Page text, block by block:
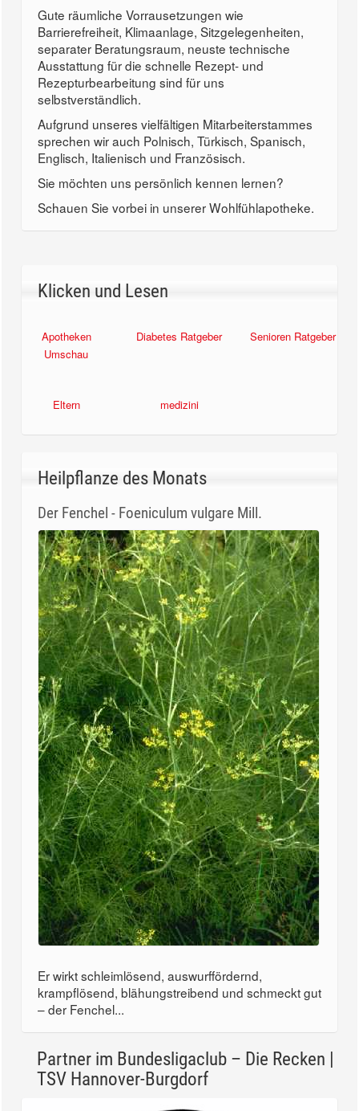
Gute räumliche Vorrausetzungen wie
Barrierefreiheit, Klimaanlage, Sitzgelegenheiten,
separater Beratungsraum, neuste technische
Ausstattung für die schnelle Rezept- und
Rezepturbearbeitung sind für uns
selbstverständlich.
Aufgrund unseres vielfältigen Mitarbeiterstammes
sprechen wir auch Polnisch, Türkisch, Spanisch,
Englisch, Italienisch und Französisch.
Sie möchten uns persönlich kennen lernen?
Schauen Sie vorbei in unserer Wohlfühlapotheke.
Klicken und Lesen
Apotheken
Umschau
Diabetes Ratgeber Senioren Ratgeber
Eltern medizini
Heilpflanze des Monats
Der Fenchel - Foeniculum vulgare Mill.
Er wirkt schleimlösend, auswurffördernd,
krampflösend, blähungstreibend und schmeckt gut
– der Fenchel...
Partner im Bundesligaclub – Die Recken |
TSV Hannover-Burgdorf